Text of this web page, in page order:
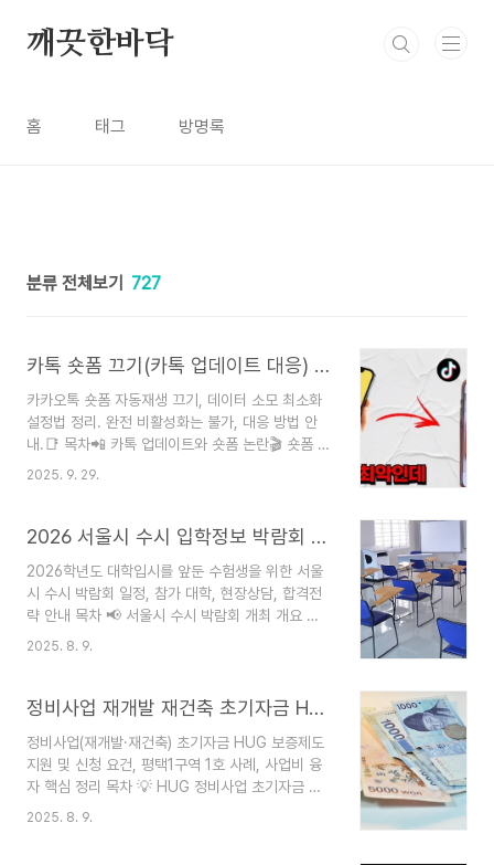
깨끗한바닥
홈 태그 방명록
분류 전체보기 727
카톡 숏폼 끄기(카톡 업데이트 대응) 최신버전 차단 설정가이드
카카오톡 숏폼 자동재생 끄기, 데이터 소모 최소화
설정법 정리. 완전 비활성화는 불가, 대응 방법 안
내.📑 목차📲 카톡 업데이트와 숏폼 논란🎬 숏폼 자
동재생 끄기 방법🔋 데이터·배터리 절약 설정🚫 숏
그램처럼 숏폼 동영상 기능을 추가하며 많은 이용자
데이터와 배터리 소모가 크다는 점이 주된 불만입니
다.숏폼의 자동재생 기능 때문에 특히 모바일 환경
에서 불필요한 리소스가 낭비될 수 있습니다.🎬 숏
폼 자동재생 끄기 방법설정 메뉴단계[카카오톡 설
생]W..
2025. 9. 29.
2026 서울시 수시 입학정보 박람회 참가 대학 신청 방법 일정
2026학년도 대학입시를 앞둔 수험생을 위한 서울
시 수시 박람회 일정, 참가 대학, 현장상담, 합격전
략 안내 목차 📢 서울시 수시 박람회 개최 개요 🎓
참가 대학 & 상담 방식 📝 현장상담 및 특강 프로그
2026학년도 대학입시 수험생을 위해 대규모 수시
봐’ 박람회 일시: 2025년 8월 9일(토) 장소: 서울
시청 8층 다목적홀 대상: 사전 신청 수험생 600명
취지: 입시정보 취약계층 및 일반 수험생 지원, 실전
맞춤 진학 전략 제시🎓 참가 대학 & 상담 방식
2025. 8. 9.
정비사업 재개발 재건축 초기자금 HUG 보증제도 신청 방법
정비사업(재개발·재건축) 초기자금 HUG 보증제도
지원 및 신청 요건, 평택1구역 1호 사례, 사업비 융
자 핵심 정리 목차 💡 HUG 정비사업 초기자금 보
증제도란? 🏆 1호 사례: 평택1구역 🔑 보증 상품 주
2025. 8. 9.